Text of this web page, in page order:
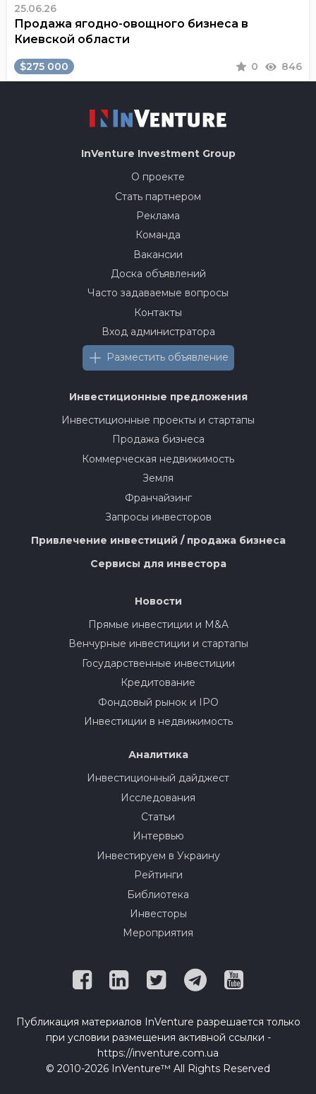
25.06.26
Продажа ягодно-овощного бизнеса в
Киевской области
$275 000 0 846
InVenture Investment Group
О проекте
Стать партнером
Реклама
Команда
Вакансии
Доска объявлений
Часто задаваемые вопросы
Контакты
Вход администратора
Разместить объявление
Инвестиционные предложения
Инвестиционные проекты и стартапы
Продажа бизнеса
Коммерческая недвижимость
Земля
Франчайзинг
Запросы инвесторов
Привлечение инвестиций / продажа бизнеса
Сервисы для инвестора
Новости
Прямые инвестиции и M&A
Венчурные инвестиции и стартапы
Государственные инвестиции
Кредитование
Фондовый рынок и IPO
Инвестиции в недвижимость
Аналитика
Инвестиционный дайджест
Исследования
Статьи
Интервью
Инвестируем в Украину
Рейтинги
Библиотека
Инвесторы
Мероприятия
Публикация материалов InVenture разрешается только
при условии размещения активной ссылки -
https://inventure.com.ua
© 2010-2026 InVenture™ All Rights Reserved